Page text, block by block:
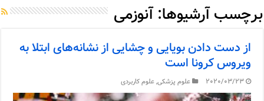
برچسب آرشیوها:آنوزمی
از دست دادن بویایی و چشایی از نشانه‌های ابتلا به
ویروس کرونا است
2020/03/23 علوم پزشکی,علوم کاربردی